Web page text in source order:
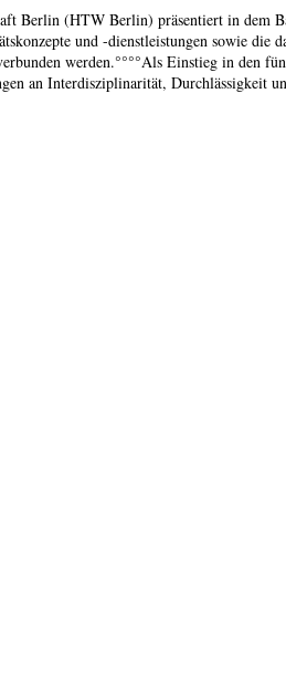
Berlin (HTW Berlin) präsentiert in dem
und -dienstleistungen sowie die
werden.°°°°Als Einstieg in den
an Interdisziplinarität, Durchlässigkeit